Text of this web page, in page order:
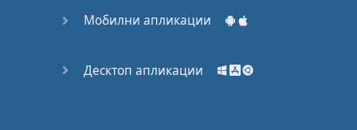
Мобилни апликации
Десктоп апликации